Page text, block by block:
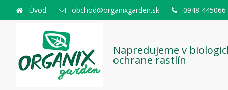
Napredujeme v
ochrane rastlín
Úvod obchod@organixgarden.sk 0948 445066